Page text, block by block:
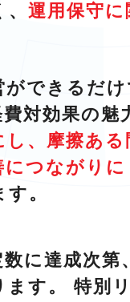
、運用保守
できるだ
対効果の魅
、摩擦あ
つながり
。
に達成次
ます。 特別